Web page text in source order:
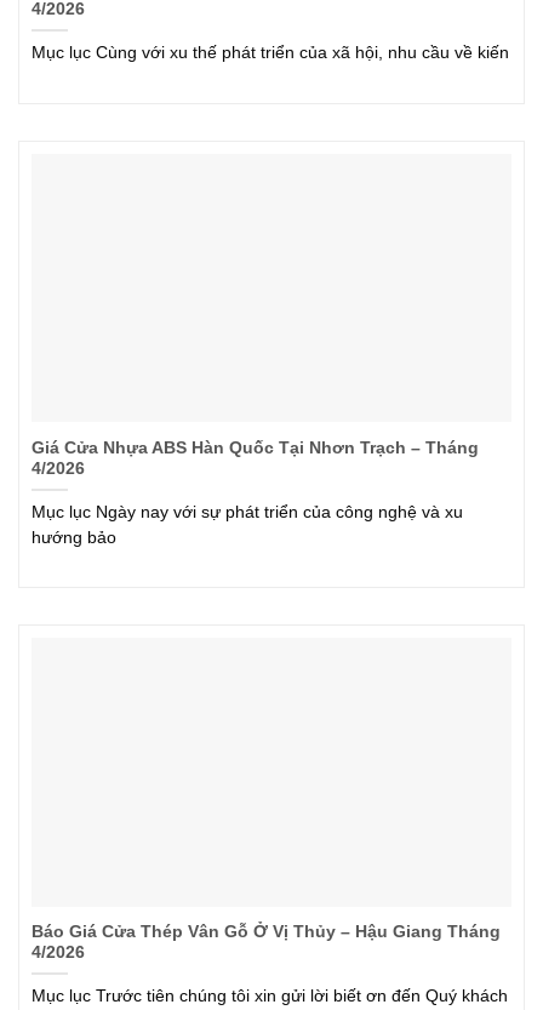
4/2026
Mục lục Cùng với xu thế phát triển của xã hội, nhu cầu về kiến
Giá Cửa Nhựa ABS Hàn Quốc Tại Nhơn Trạch – Tháng
4/2026
Mục lục Ngày nay với sự phát triển của công nghệ và xu
hướng bảo
Báo Giá Cửa Thép Vân Gỗ Ở Vị Thủy – Hậu Giang Tháng
4/2026
Mục lục Trước tiên chúng tôi xin gửi lời biết ơn đến Quý khách